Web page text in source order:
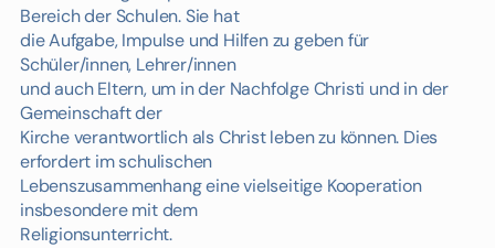
Bereich der Schulen. Sie hat
die Aufgabe, Impulse und Hilfen zu geben für
Schüler/innen, Lehrer/innen
und auch Eltern, um in der Nachfolge Christi und in der
Gemeinschaft der
Kirche verantwortlich als Christ leben zu können. Dies
erfordert im schulischen
Lebenszusammenhang eine vielseitige Kooperation
insbesondere mit dem
Religionsunterricht.